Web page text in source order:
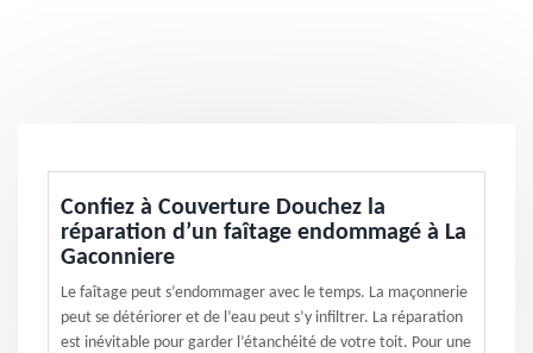
Confiez à Couverture Douchez la
réparation d’un faîtage endommagé à La
Gaconniere
Le faîtage peut s’endommager avec le temps. La maçonnerie
peut se détériorer et de l’eau peut s’y infiltrer. La réparation
est inévitable pour garder l’étanchéité de votre toit. Pour une